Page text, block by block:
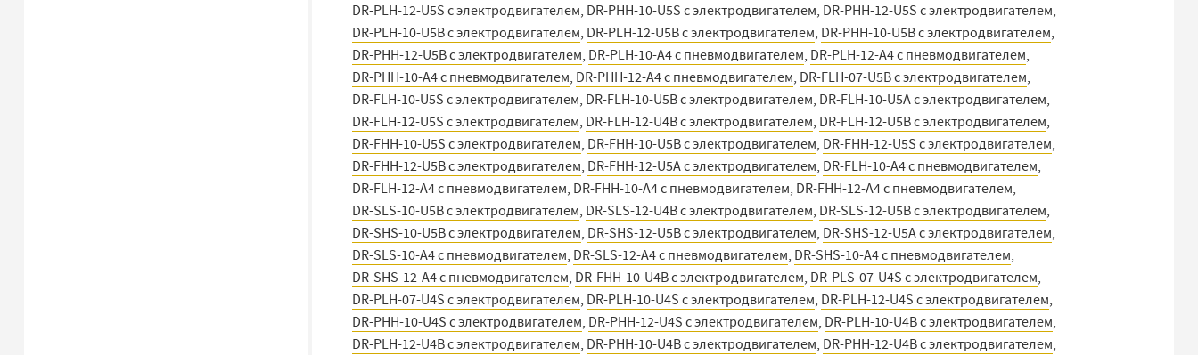
DR-PLH-12-U5S с электродвигателем, DR-PHH-10-U5S с электродвигателем, DR-PHH-12-U5S с электродвигателем,
DR-PLH-10-U5B с электродвигателем, DR-PLH-12-U5B с электродвигателем, DR-PHH-10-U5B с электродвигателем,
DR-PHH-12-U5B с электродвигателем, DR-PLH-10-A4 с пневмодвигателем, DR-PLH-12-A4 с пневмодвигателем,
DR-PHH-10-A4 с пневмодвигателем, DR-PHH-12-A4 с пневмодвигателем, DR-FLH-07-U5B с электродвигателем,
DR-FLH-10-U5S с электродвигателем, DR-FLH-10-U5B с электродвигателем, DR-FLH-10-U5A с электродвигателем,
DR-FLH-12-U5S с электродвигателем, DR-FLH-12-U4B с электродвигателем, DR-FLH-12-U5B с электродвигателем,
DR-FHH-10-U5S с электродвигателем, DR-FHH-10-U5B с электродвигателем, DR-FHH-12-U5S с электродвигателем,
DR-FHH-12-U5B с электродвигателем, DR-FHH-12-U5A с электродвигателем, DR-FLH-10-A4 с пневмодвигателем,
DR-FLH-12-A4 с пневмодвигателем, DR-FHH-10-A4 с пневмодвигателем, DR-FHH-12-A4 с пневмодвигателем,
DR-SLS-10-U5B с электродвигателем, DR-SLS-12-U4B с электродвигателем, DR-SLS-12-U5B с электродвигателем,
DR-SHS-10-U5B с электродвигателем, DR-SHS-12-U5B с электродвигателем, DR-SHS-12-U5A с электродвигателем,
DR-SLS-10-A4 с пневмодвигателем, DR-SLS-12-A4 с пневмодвигателем, DR-SHS-10-A4 с пневмодвигателем,
DR-SHS-12-A4 с пневмодвигателем, DR-FHH-10-U4B с электродвигателем, DR-PLS-07-U4S с электродвигателем,
DR-PLH-07-U4S с электродвигателем, DR-PLH-10-U4S с электродвигателем, DR-PLH-12-U4S с электродвигателем,
DR-PHH-10-U4S с электродвигателем, DR-PHH-12-U4S с электродвигателем, DR-PLH-10-U4B с электродвигателем,
DR-PLH-12-U4B с электродвигателем, DR-PHH-10-U4B с электродвигателем, DR-PHH-12-U4B с электродвигателем,